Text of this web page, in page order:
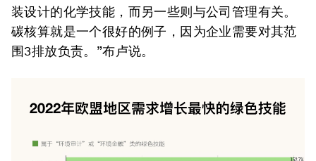
装设计的化学技能，而另一些则与公司管理有关。
碳核算就是一个很好的例子，因为企业需要对其范
围3排放负责。”布卢说。